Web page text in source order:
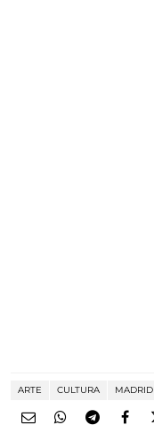
ARTE CULTURA MADRID